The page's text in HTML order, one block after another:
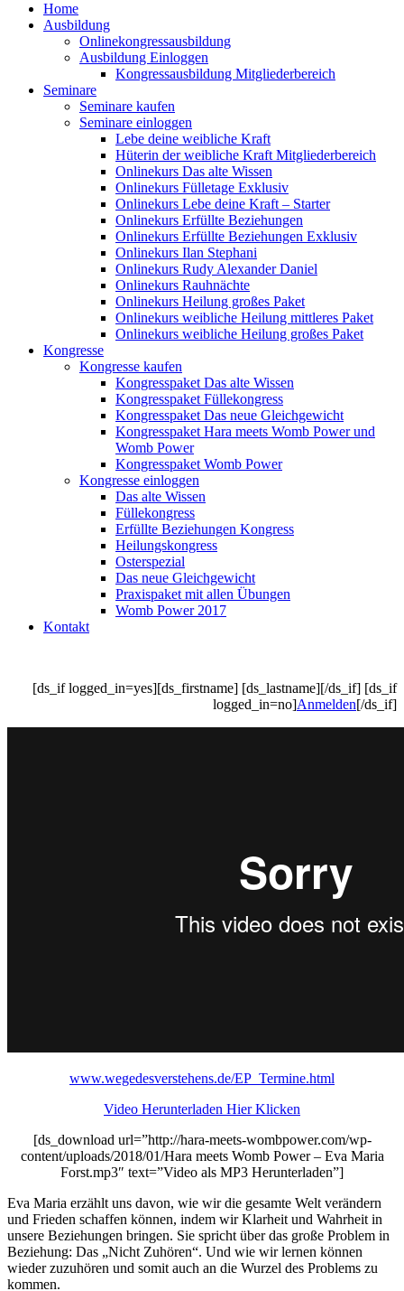
Home
Ausbildung
Onlinekongressausbildung
Ausbildung Einloggen
Kongressausbildung Mitgliederbereich
Seminare
Seminare kaufen
Seminare einloggen
Lebe deine weibliche Kraft
Hüterin der weibliche Kraft Mitgliederbereich
Onlinekurs Das alte Wissen
Onlinekurs Fülletage Exklusiv
Onlinekurs Lebe deine Kraft – Starter
Onlinekurs Erfüllte Beziehungen
Onlinekurs Erfüllte Beziehungen Exklusiv
Onlinekurs Ilan Stephani
Onlinekurs Rudy Alexander Daniel
Onlinekurs Rauhnächte
Onlinekurs Heilung großes Paket
Onlinekurs weibliche Heilung mittleres Paket
Onlinekurs weibliche Heilung großes Paket
Kongresse
Kongresse kaufen
Kongresspaket Das alte Wissen
Kongresspaket Füllekongress
Kongresspaket Das neue Gleichgewicht
Kongresspaket Hara meets Womb Power und
Womb Power
Kongresspaket Womb Power
Kongresse einloggen
Das alte Wissen
Füllekongress
Erfüllte Beziehungen Kongress
Heilungskongress
Osterspezial
Das neue Gleichgewicht
Praxispaket mit allen Übungen
Womb Power 2017
Kontakt
[ds_if logged_in=yes][ds_firstname] [ds_lastname][/ds_if] [ds_if
logged_in=no]Anmelden[/ds_if]
www.wegedesverstehens.de/EP_Termine.html
Video Herunterladen Hier Klicken
[ds_download url=”http://hara-meets-wombpower.com/wp-
content/uploads/2018/01/Hara meets Womb Power – Eva Maria
Forst.mp3″ text=”Video als MP3 Herunterladen”]
Eva Maria erzählt uns davon, wie wir die gesamte Welt verändern
und Frieden schaffen können, indem wir Klarheit und Wahrheit in
unsere Beziehungen bringen. Sie spricht über das große Problem in
Beziehung: Das „Nicht Zuhören“. Und wie wir lernen können
wieder zuzuhören und somit auch an die Wurzel des Problems zu
kommen.